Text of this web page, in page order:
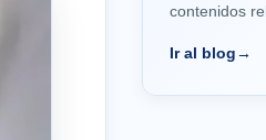
contenidos
Ir al blog→